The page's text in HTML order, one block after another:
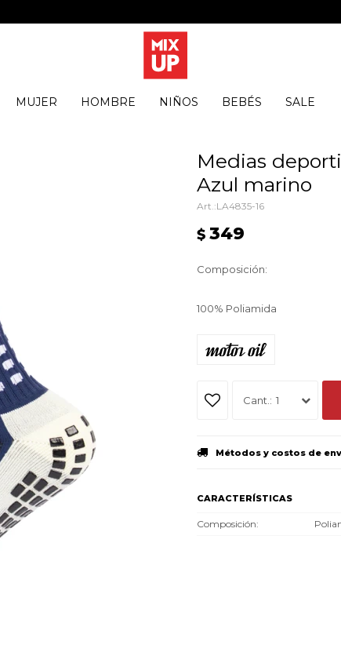
MUJER HOMBRE NIÑOS BEBÉS SALE
Medias
Azul marino
LA4835-16
$ 349
Composición:
100% Poliamida
1
Métodos y costos de
CARACTERÍSTICAS
Composición